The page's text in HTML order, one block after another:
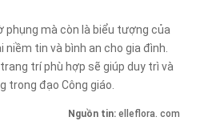
phụng mà còn là biểu tượng của
tin và bình an cho gia đình.
trí phù hợp sẽ giúp duy trì và
trong đạo Công giáo.
Nguồn tin: elleflora. com